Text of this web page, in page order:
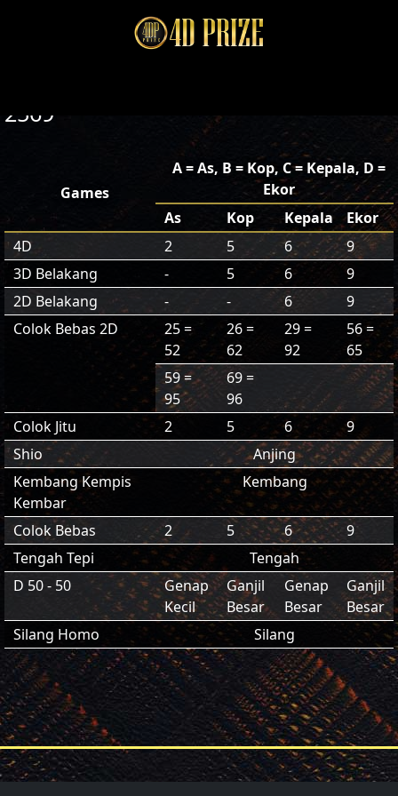
2569
Games
A = As, B = Kop, C = Kepala, D =
Ekor
As
Kop Kepala
Ekor
4D
2 5 6
9
3D Belakang
- 5 6
9
2D Belakang
- - 6
9
Colok Bebas 2D
25 =
52
26 =
62
29 =
92
56 =
65
59 =
95
69 =
96
Colok Jitu
2 5 6
9
Shio
Anjing
Kembang Kempis
Kembar
Kembang
Colok Bebas 2 5 6
9
Tengah Tepi
Tengah
D 50 - 50
Genap
Kecil
Ganjil
Besar
Genap
Besar
Ganjil
Besar
Silang Homo
Silang